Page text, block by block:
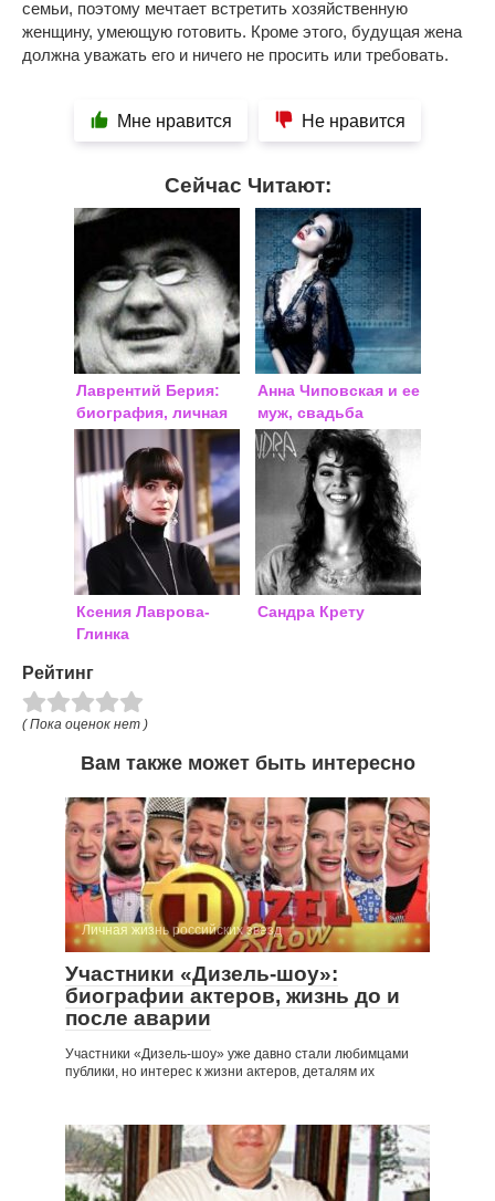
семьи, поэтому мечтает встретить хозяйственную
женщину, умеющую готовить. Кроме этого, будущая жена
должна уважать его и ничего не просить или требовать.
Мне нравится Не нравится
Сейчас Читают:
Лаврентий Берия:
биография, личная
жизнь
Анна Чиповская и ее
муж, свадьба
Ксения Лаврова-
Глинка
Сандра Крету
Рейтинг
( Пока оценок нет )
Вам также может быть интересно
Личная жизнь российских звезд
Участники «Дизель-шоу»:
биографии актеров, жизнь до и
после аварии
Участники «Дизель-шоу» уже давно стали любимцами
публики, но интерес к жизни актеров, деталям их